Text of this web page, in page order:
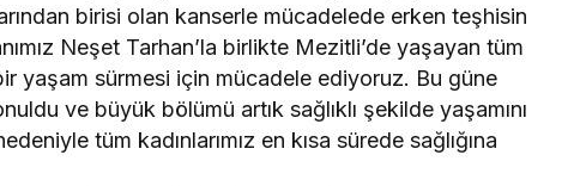
birisi olan kanserle mücadelede erken teşhisin
Neşet Tarhan’la birlikte Mezitli’de yaşayan tüm
yaşam sürmesi için mücadele ediyoruz. Bu güne
ve büyük bölümü artık sağlıklı şekilde yaşamını
tüm kadınlarımız en kısa sürede sağlığına